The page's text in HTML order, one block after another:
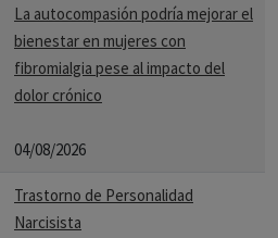
La autocompasión podría mejorar el
bienestar en mujeres con
fibromialgia pese al impacto del
dolor crónico
04/08/2026
Trastorno de Personalidad
Narcisista